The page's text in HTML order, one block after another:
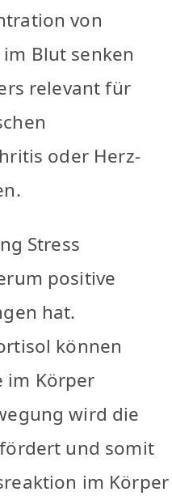
von
Blut senken
relevant für
oder Herz-
Stress
positive
hat.
können
im Körper
wird die
und somit
im Körper